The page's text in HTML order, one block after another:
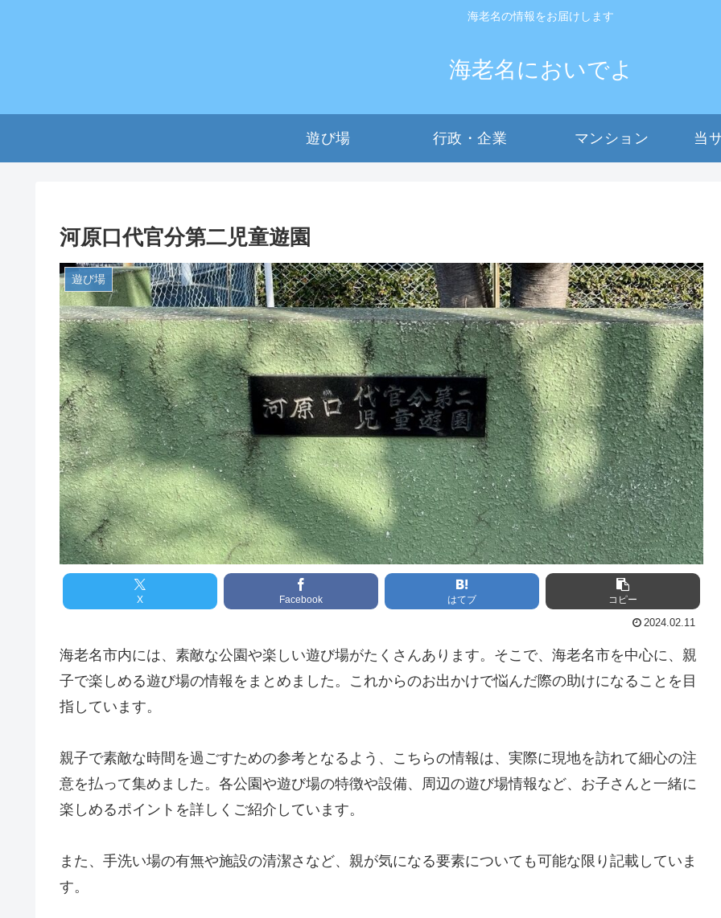
海老名の情報をお届けします
海老名においでよ
遊び場 行政・企業 マンション 当
河原口代官分第二児童遊園
遊び場
X Facebook はてブ コピー
2024.02.11
海老名市内には、素敵な公園や楽しい遊び場がたくさんあります。そこで、海老名市を中心に、親
子で楽しめる遊び場の情報をまとめました。これからのお出かけで悩んだ際の助けになることを目
指しています。
親子で素敵な時間を過ごすための参考となるよう、こちらの情報は、実際に現地を訪れて細心の注
意を払って集めました。各公園や遊び場の特徴や設備、周辺の遊び場情報など、お子さんと一緒に
楽しめるポイントを詳しくご紹介しています。
また、手洗い場の有無や施設の清潔さなど、親が気になる要素についても可能な限り記載していま
す。